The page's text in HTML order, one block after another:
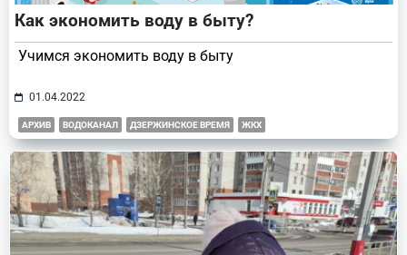
Как экономить воду в быту?
Учимся экономить воду в быту
01.04.2022
АРХИВ ВОДОКАНАЛ ДЗЕРЖИНСКОЕ ВРЕМЯ ЖКХ